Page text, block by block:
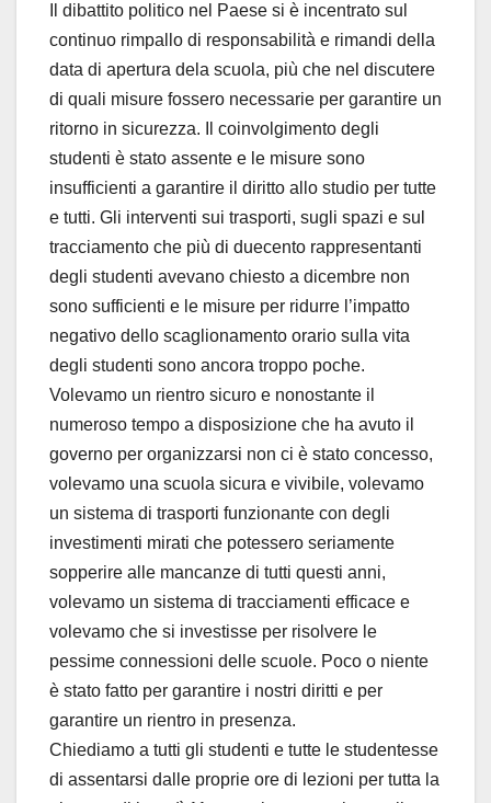
Il dibattito politico nel Paese si è incentrato sul
continuo rimpallo di responsabilità e rimandi della
data di apertura dela scuola, più che nel discutere
di quali misure fossero necessarie per garantire un
ritorno in sicurezza. Il coinvolgimento degli
studenti è stato assente e le misure sono
insufficienti a garantire il diritto allo studio per tutte
e tutti. Gli interventi sui trasporti, sugli spazi e sul
tracciamento che più di duecento rappresentanti
degli studenti avevano chiesto a dicembre non
sono sufficienti e le misure per ridurre l’impatto
negativo dello scaglionamento orario sulla vita
degli studenti sono ancora troppo poche.
Volevamo un rientro sicuro e nonostante il
numeroso tempo a disposizione che ha avuto il
governo per organizzarsi non ci è stato concesso,
volevamo una scuola sicura e vivibile, volevamo
un sistema di trasporti funzionante con degli
investimenti mirati che potessero seriamente
sopperire alle mancanze di tutti questi anni,
volevamo un sistema di tracciamenti efficace e
volevamo che si investisse per risolvere le
pessime connessioni delle scuole. Poco o niente
è stato fatto per garantire i nostri diritti e per
garantire un rientro in presenza.
Chiediamo a tutti gli studenti e tutte le studentesse
di assentarsi dalle proprie ore di lezioni per tutta la